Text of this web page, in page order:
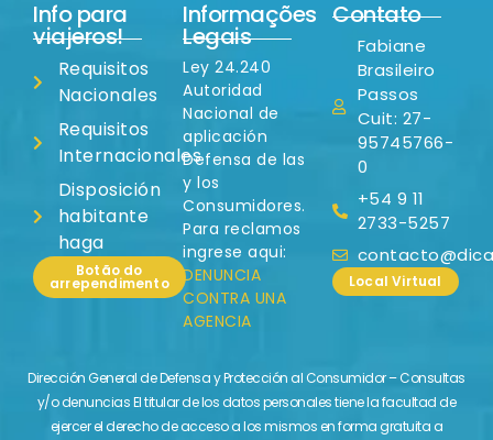
Info para
viajeros!
Requisitos
Nacionales
Requisitos
Internacionales
Disposición
habitante
haga
Botão do
arrependimento
Informações
Legais
Ley 24.240
Autoridad
Nacional de
aplicación
Defensa de las
y los
Consumidores.
Para reclamos
ingrese aqui:
DENUNCIA
CONTRA UNA
AGENCIA
Contato
Fabiane
Brasileiro
Passos
Cuit: 27-
95745766-
0
+54 9 11
2733-5257
Local Virtual
Dirección General de Defensa y Protección al Consumidor – Consultas
y/o denuncias El titular de los datos personales tiene la facultad de
ejercer el derecho de acceso a los mismos en forma gratuita a